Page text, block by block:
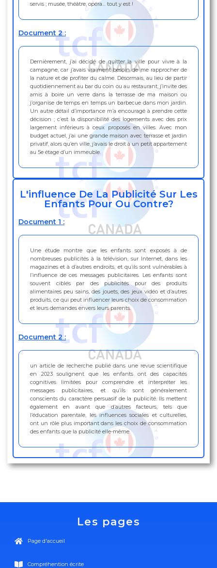
servis ; musée, théâtre, opéra… tout y est !
Document 2 :
Dernièrement, j’ai décidé de quitter la ville pour vivre à la
campagne, car j’avais vraiment besoin de me rapprocher de
la nature et de profiter du calme. Désormais, au lieu de partir
quotidiennement au bar du coin ou au restaurant, j’invite des
amis à boire un verre dans la terrasse de ma maison ou
j’organise de temps en temps un barbecue dans mon jardin.
Un autre détail d’importance m’a encouragé à prendre cette
décision ; c’est la disponibilité des logements avec des prix
largement inférieurs à ceux proposés en villes. Avec mon
budget actuel, j’ai une grande maison avec terrasse et jardin
privatif, alors qu’en ville, j’avais le droit à un petit appartement
au 5e étage d’un immeuble.
L'influence De La Publicité Sur Les
Enfants Pour Ou Contre?
Document 1 :
Une étude montre que les enfants sont exposés à de
nombreuses publicités à la télévision, sur Internet, dans les
magazines et à d’autres endroits, et qu’ils sont vulnérables à
l’influence de ces messages publicitaires. Les enfants sont
souvent ciblés par des publicités pour des produits
alimentaires peu sains, des jouets, des jeux vidéo et d’autres
produits, ce qui peut influencer leurs choix de consommation
et leurs demandes envers leurs parents.
Document 2 :
un article de recherche publié dans une revue scientifique
en 2023 soulignent que les enfants ont des capacités
cognitives limitées pour comprendre et interpréter les
messages publicitaires, et qu’ils sont généralement
conscients du caractère persuasif de la publicité. Ils mettent
également en avant que d’autres facteurs, tels que
l’éducation parentale, les influences sociales et culturelles,
ont un rôle plus important dans les choix de consommation
des enfants que la publicité elle-même.
Les pages
Page d'accueil
Compréhention écrite